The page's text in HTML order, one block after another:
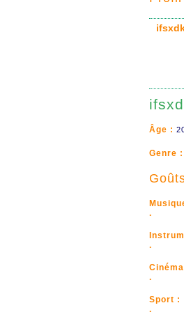
Âge :
Genre :
.
.
.
Sport :
.